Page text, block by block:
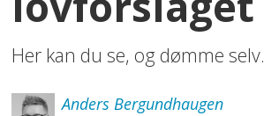
Her kan du se, og dømme selv.
Anders Bergundhaugen